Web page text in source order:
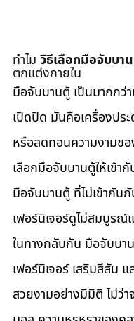
ทำไม วิธีเลือกมือจับบา
ตกแต่งภายใน
มือจับบานตู้ เป็นมากกว่
เปิดปิด มันคือเครื่องประ
หรือลดทอนความงามขอ
เลือกมือจับบานตู้ให้เข้า
มือจับบานตู้ ที่ไม่เข้ากัน
เฟอร์นิเจอร์ดูไม่สมบูรณ์
ในทางกลับกัน มือจับบา
เฟอร์นิเจอร์ เสริมสีสัน
สวยงามอย่างมีมิติ ไม่ว่า